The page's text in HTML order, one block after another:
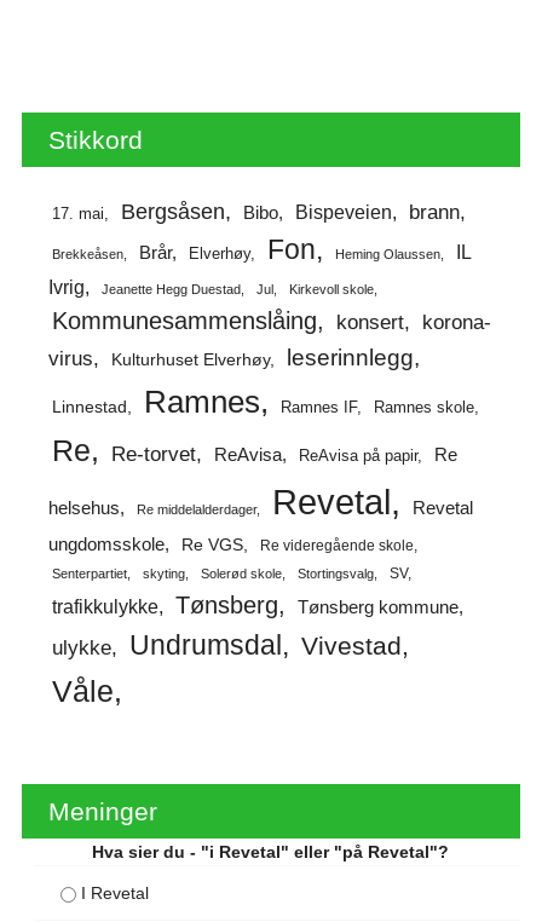
Stikkord
17. mai Bergsåsen Bibo Bispeveien brann
Brekkeåsen Brår Elverhøy Fon Heming Olaussen
IL
Ivrig
Jeanette Hegg Duestad Jul Kirkevoll skole
Kommunesammenslåing konsert
korona-
virus
Kulturhuset Elverhøy leserinnlegg
Linnestad Ramnes Ramnes IF Ramnes skole
Re Re-torvet ReAvisa ReAvisa på papir Re
helsehus Re middelalderdager Revetal
Revetal
ungdomsskole
Re VGS Re videregående skole
Senterpartiet skyting Solerød skole Stortingsvalg SV
trafikkulykke Tønsberg Tønsberg kommune
ulykke Undrumsdal Vivestad
Våle
Meninger
Hva sier du - "i Revetal" eller "på Revetal"?
I Revetal